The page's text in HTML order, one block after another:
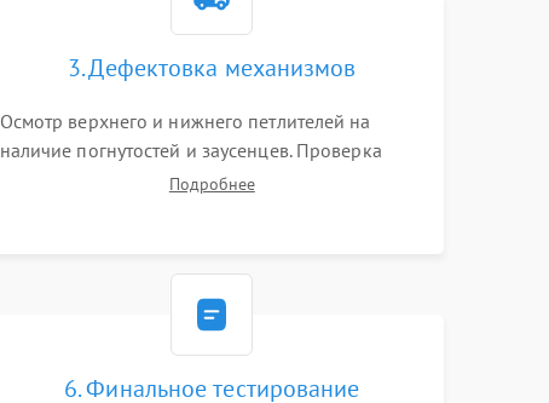
3. Дефектовка механизмов
Осмотр верхнего и нижнего петлителей на
наличие погнутостей и заусенцев. Проверка
остроты режущих кромок ножей, состояния
Подробнее
6. Финальное тестирование